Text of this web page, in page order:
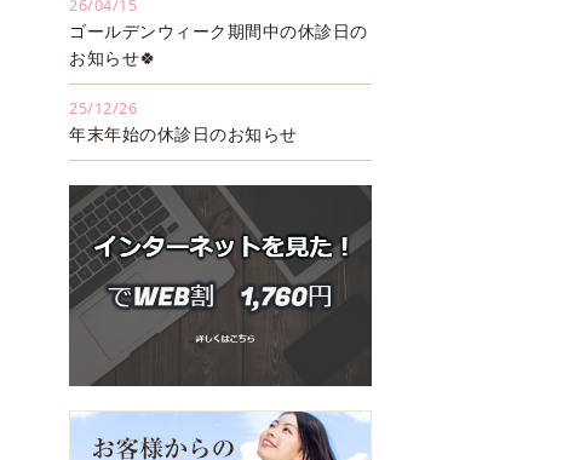
26/04/15
ゴールデンウィーク期間中の休診日の
お知らせ🍀
25/12/26
年末年始の休診日のお知らせ